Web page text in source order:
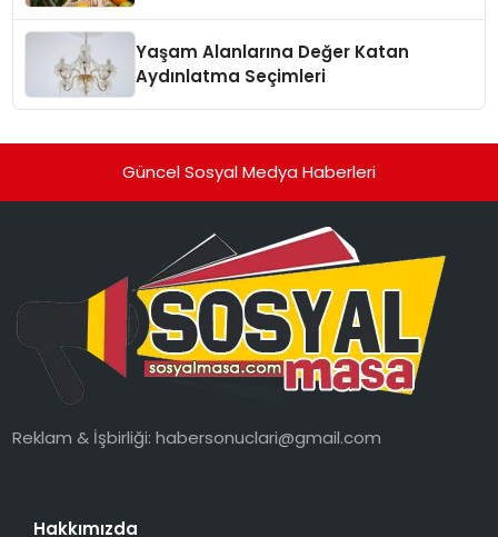
Yaşam Alanlarına Değer Katan
Aydınlatma Seçimleri
Güncel Sosyal Medya Haberleri
Reklam & İşbirliği:habersonuclari@gmail.com
Hakkımızda